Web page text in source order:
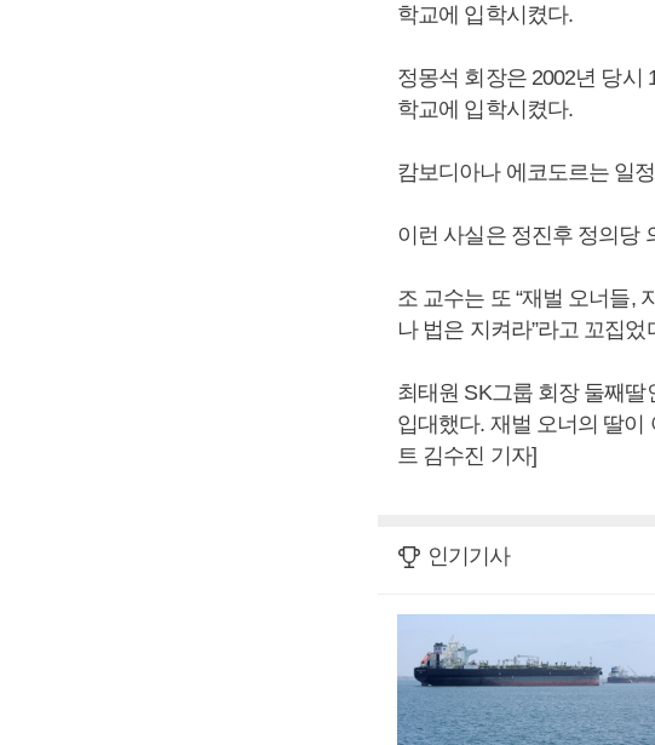
학교에 입학시켰다.
정몽석 회장은 2002년 당시
학교에 입학시켰다.
캄보디아나 에코도르는 일
이런 사실은 정진후 정의당
조 교수는 또 “재벌 오너들,
나 법은 지켜라”라고 꼬집었
최태원 SK그룹 회장 둘째딸
입대했다. 재벌 오너의 딸
트 김수진 기자]
인기기사